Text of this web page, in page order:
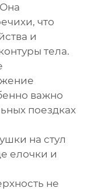
что
и
тела.
важно
поездках
на стул
елочки и
не